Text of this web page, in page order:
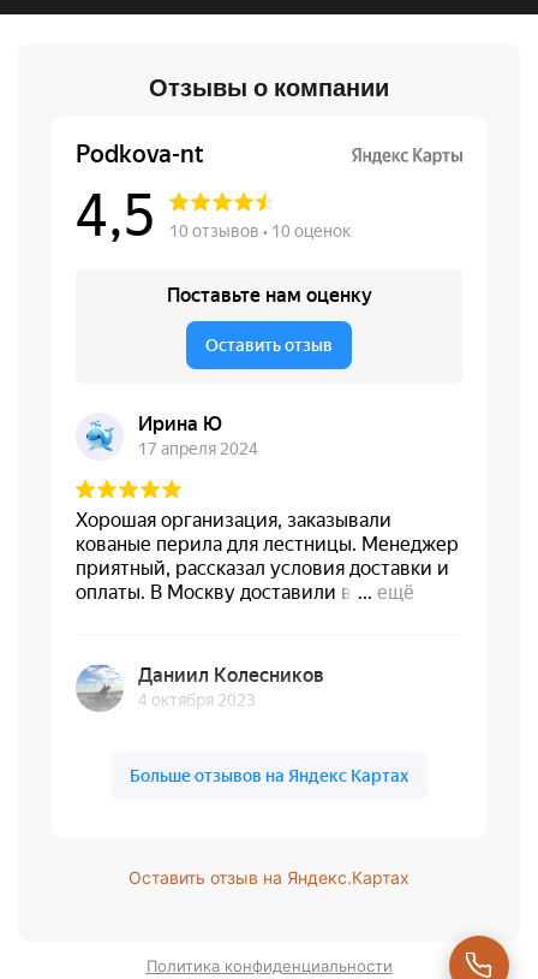
Отзывы о компании
Оставить отзыв на Яндекс.Картах
Политика конфиденциальности